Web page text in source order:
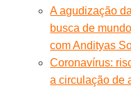
A agudização
busca de
com Andityas
Coronavírus:
a circulação de